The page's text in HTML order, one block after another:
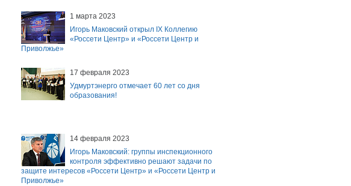
1 марта 2023
Игорь Маковский открыл IX Коллегию
«Россети Центр» и «Россети Центр и
Приволжье»
17 февраля 2023
Удмуртэнерго отмечает 60 лет со дня
образования!
14 февраля 2023
Игорь Маковский: группы инспекционного
контроля эффективно решают задачи по
защите интересов «Россети Центр» и «Россети Центр и
Приволжье»